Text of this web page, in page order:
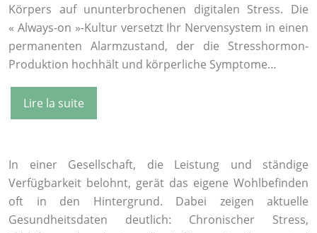
Körpers auf ununterbrochenen digitalen Stress. Die
« Always-on »-Kultur versetzt Ihr Nervensystem in einen
permanenten Alarmzustand, der die Stresshormon-
Produktion hochhält und körperliche Symptome…
Lire la suite
In einer Gesellschaft, die Leistung und ständige
Verfügbarkeit belohnt, gerät das eigene Wohlbefinden
oft in den Hintergrund. Dabei zeigen aktuelle
Gesundheitsdaten deutlich: Chronischer Stress,